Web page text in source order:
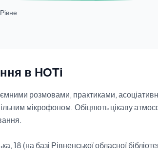
Рівне
в НОТі
розмовами, практиками,
мікрофоном. Обіцяють цікаву
18 (на базі Рівненської обласної